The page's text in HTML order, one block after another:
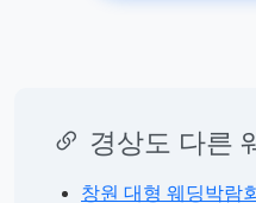
경상도 다른
창원 대형 웨딩박람회